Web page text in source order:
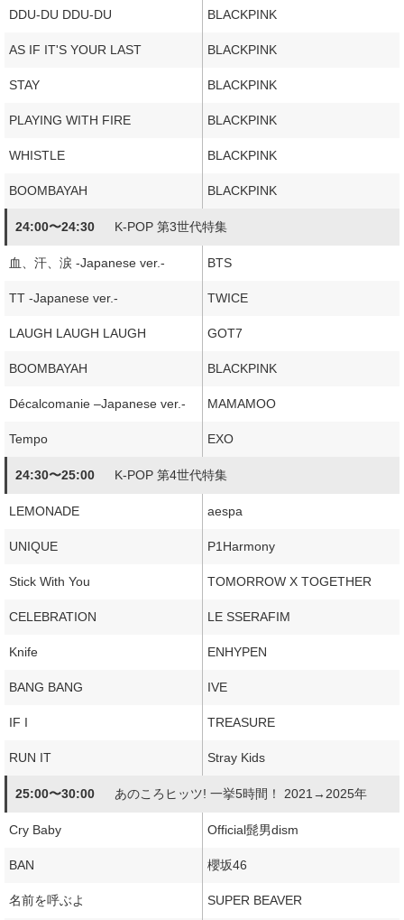
DDU-DU DDU-DU BLACKPINK
AS IF IT'S YOUR LAST BLACKPINK
STAY BLACKPINK
PLAYING WITH FIRE BLACKPINK
WHISTLE BLACKPINK
BOOMBAYAH BLACKPINK
24:00〜24:30 K-POP 第3世代特集
血、汗、涙 -Japanese ver.- BTS
TT -Japanese ver.- TWICE
LAUGH LAUGH LAUGH GOT7
BOOMBAYAH BLACKPINK
Décalcomanie –Japanese ver.- MAMAMOO
Tempo EXO
24:30〜25:00 K-POP 第4世代特集
LEMONADE aespa
UNIQUE P1Harmony
Stick With You TOMORROW X TOGETHER
CELEBRATION LE SSERAFIM
Knife ENHYPEN
BANG BANG IVE
IF I TREASURE
RUN IT Stray Kids
25:00〜30:00 あのころヒッツ! 一挙5時間！ 2021→2025年
Cry Baby Official髭男dism
BAN 櫻坂46
名前を呼ぶよ SUPER BEAVER